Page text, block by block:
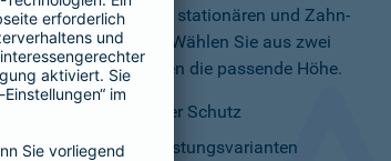
ambulanten, stationären und Zahn-
Leistungen. Wählen Sie aus zwei
Tarifvarianten die passende Höhe.
optimaler Schutz
zwei Leistungsvarianten